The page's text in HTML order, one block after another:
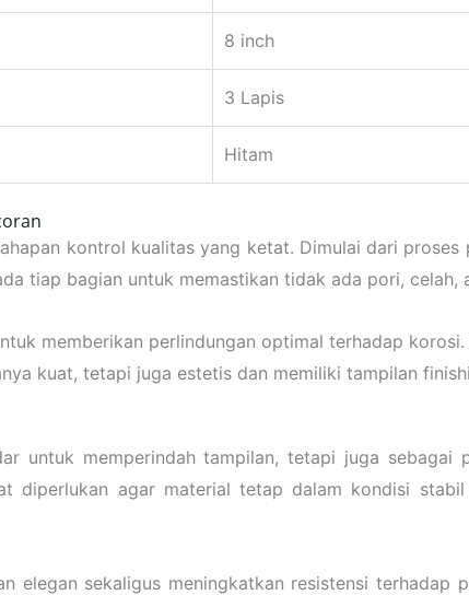
8 inch
3 Lapis
Hitam
kontrol kualitas yang ketat. Dimulai dari proses
tiap bagian untuk memastikan tidak ada pori, celah,
memberikan perlindungan optimal terhadap
kuat, tetapi juga estetis dan memiliki tampilan
untuk memperindah tampilan, tetapi juga sebagai
diperlukan agar material tetap dalam kondisi
elegan sekaligus meningkatkan resistensi terhadap